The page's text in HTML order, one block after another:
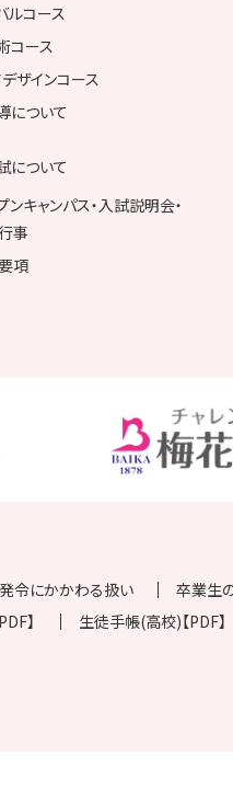
ルコース
コース
ザインコース
について
について
ンキャンパス・入試説明会・
事
項
令にかかわる扱い
卒業生
】
生徒手帳(高校)【PDF】